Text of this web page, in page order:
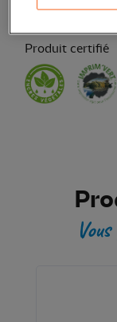
Produit certifié